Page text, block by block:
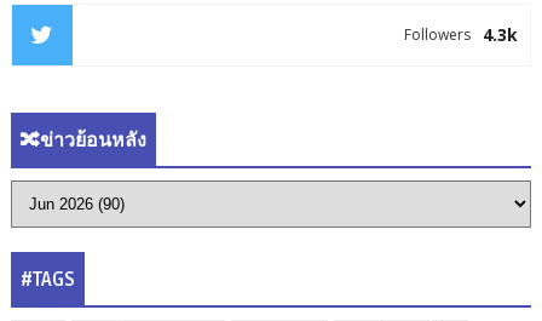
4.3k
Followers
🔀ข่าวย้อนหลัง
#TAGS